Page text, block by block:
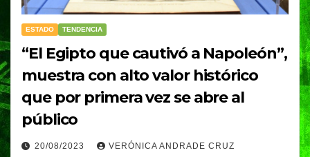
ESTADO TENDENCIA
“El Egipto que cautivó a Napoleón”,
muestra con alto valor histórico
que por primera vez se abre al
público
20/08/2023 VERÓNICA ANDRADE CRUZ